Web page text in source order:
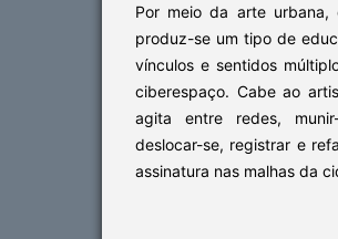
Por meio da arte urbana,
produz-se um tipo de
vínculos e sentidos
ciberespaço. Cabe ao
agita entre redes,
deslocar-se, registrar e
assinatura nas malhas da